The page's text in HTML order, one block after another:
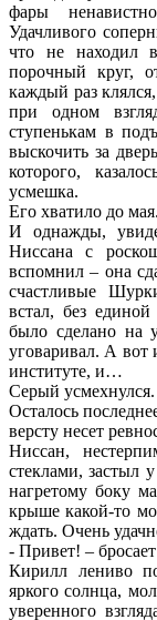
фары
Удачливого
что не находил в
порочный круг,
каждый раз
при одном
ступенькам в
выскочить за
которого,
усмешка.
Его хватило до мая.
И однажды,
Ниссана с
вспомнил – она
счастливые
встал, без
было сделано на
уговаривал. А вот
институте, и…
Серый усмехнулся.
Осталось
версту несет
Ниссан,
стеклами, застыл
нагретому боку
крыше какой-то
ждать. Очень
- Привет! –
Кирилл лениво
яркого солнца,
уверенного